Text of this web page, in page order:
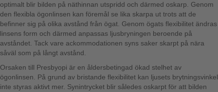
optimalt blir bilden på näthinnan utspridd och därmed oskarp. Genom
den flexibla ögonlinsen kan föremål se lika skarpa ut trots att de
befinner sig på olika avstånd från ögat. Genom ögats flexibilitet ändras
linsens form och därmed anpassas ljusbryningen beroende på
avståndet. Tack vare ackommodationen syns saker skarpt på nära
såväl som på långt avstånd.
Orsaken till Presbyopi är en åldersbetingad ökad stelhet av
ögonlinsen. På grund av bristande flexibilitet kan ljusets brytningsvinkel
inte styras aktivt mer. Synintrycket blir således oskarpt för att bilden